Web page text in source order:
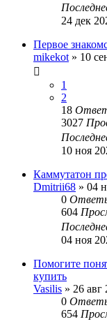
24 дек
Первое
mikekot » 10
1
2
18
3027
10 ноя
Каммутатон
Dmitrii68 » 04
0
604
04 ноя
Помогите
купить
Vasilis » 26 авг
0
654